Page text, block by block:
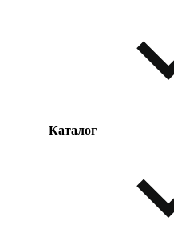
Таблица размеров
Каталог